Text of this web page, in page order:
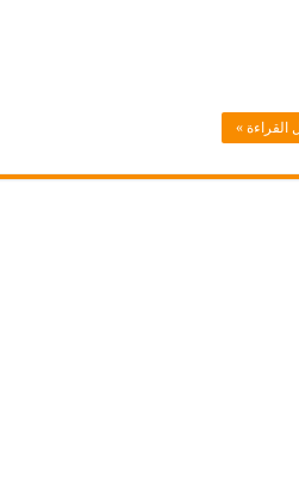
القراءة »